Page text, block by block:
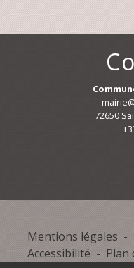
72650
Mentions légales -
Accessibilité - Plan